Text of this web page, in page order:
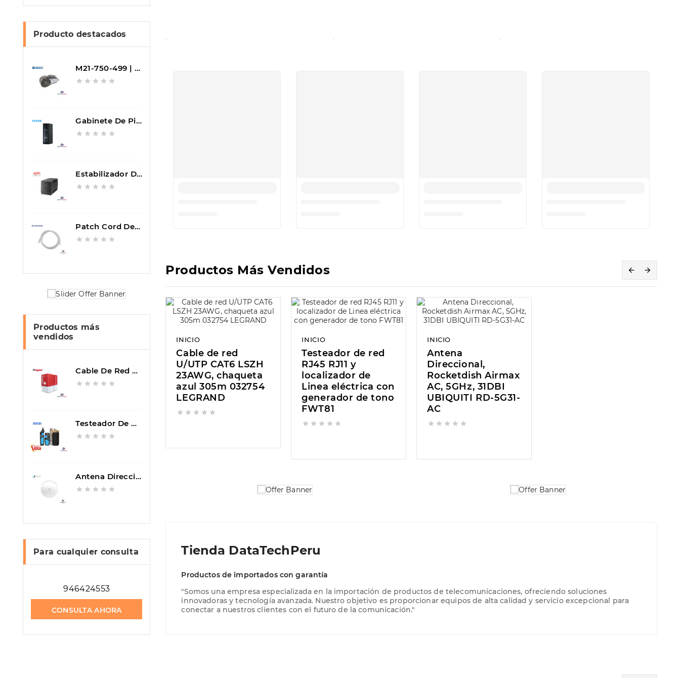
Producto destacados
M21-750-499 | Etiqueta Multiusos De Nailon 3/4 Con Adhesivo Agresivo Brady
    
Gabinete De Piso Puerta Doble Microperforado De 42RU Alt. 2.06m Ancho 80cm Prof. 1.0m G3.8042.9601 TOTEN
    
Estabilizador De 600W 1200VA Con Salida Universal 230V APC LSW1200-IND
    
Patch Cord De Red UTP Categoría 6 3mt Color Gris LINKBASIC CAA01-UC6-3-F
    
Productos más
vendidos
Cable De Red U/UTP CAT6 LSZH 23AWG, Chaqueta Azul 305m 032754 LEGRAND
    
Testeador De Red RJ45 RJ11 Y Localizador De Linea Eléctrica Con Generador De Tono FWT81
    
Antena Direccional, Rocketdish Airmax AC, 5GHz, 31DBI UBIQUITI RD-5G31-AC
    
Para cualquier consulta
946424553
CONSULTA AHORA
Productos Más Vendidos  
INICIO
Cable de red
U/UTP CAT6 LSZH
23AWG, chaqueta
azul 305m 032754
LEGRAND
    
INICIO
Testeador de red
RJ45 RJ11 y
localizador de
Linea eléctrica con
generador de tono
FWT81
    
INICIO
Antena
Direccional,
Rocketdish Airmax
AC, 5GHz, 31DBI
UBIQUITI RD-5G31-
AC
    
Tienda DataTechPeru
Productos de importados con garantía
"Somos una empresa especializada en la importación de productos de telecomunicaciones, ofreciendo soluciones
innovadoras y tecnología avanzada. Nuestro objetivo es proporcionar equipos de alta calidad y servicio excepcional para
conectar a nuestros clientes con el futuro de la comunicación."